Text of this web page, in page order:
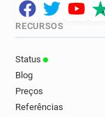
RECURSOS
Status
Blog
Preços
Referências